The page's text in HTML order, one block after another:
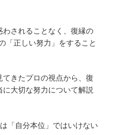
されることなく、復縁の
「正しい努力」をすること
きたプロの視点から、復
大切な努力について解説
「自分本位」ではいけない